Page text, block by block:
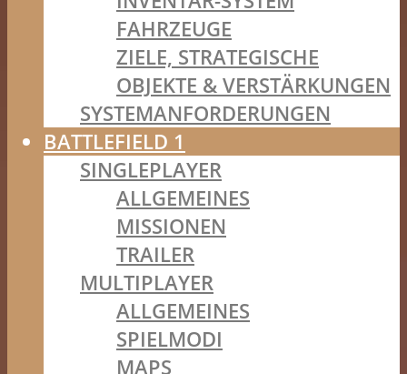
FAHRZEUGE
ZIELE, STRATEGISCHE
OBJEKTE & VERSTÄRKUNGEN
SYSTEMANFORDERUNGEN
BATTLEFIELD 1
SINGLEPLAYER
ALLGEMEINES
MISSIONEN
TRAILER
MULTIPLAYER
ALLGEMEINES
SPIELMODI
MAPS